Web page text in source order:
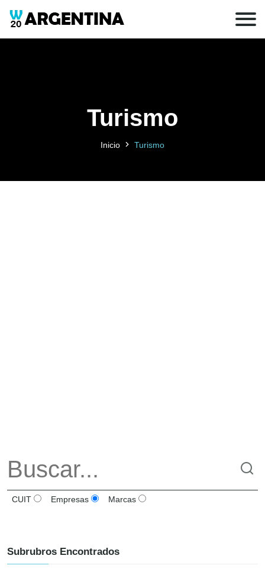
Turismo
Inicio Turismo
CUIT Empresas Marcas
Subrubros Encontrados